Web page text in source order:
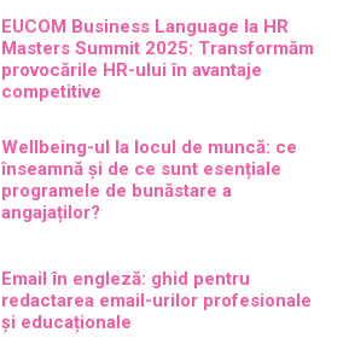
EUCOM Business Language la HR
Masters Summit 2025: Transformăm
provocările HR-ului în avantaje
competitive
Wellbeing-ul la locul de muncă: ce
înseamnă și de ce sunt esențiale
programele de bunăstare a
angajaților?
Email în engleză: ghid pentru
redactarea email-urilor profesionale
și educaționale